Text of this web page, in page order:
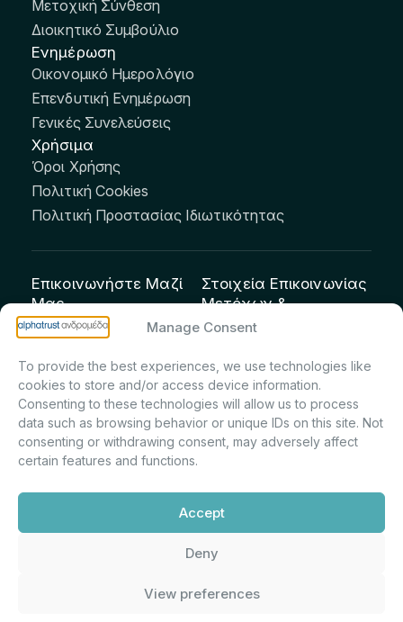
Manage Consent
To provide the best experiences, we use technologies like
cookies to store and/or access device information.
Consenting to these technologies will allow us to process
data such as browsing behavior or unique IDs on this site. Not
consenting or withdrawing consent, may adversely affect
certain features and functions.
Accept
Deny
View preferences
Μετοχική Σύνθεση
Διοικητικό Συμβούλιο
Ενημέρωση
Οικονομικό Ημερολόγιο
Επενδυτική Ενημέρωση
Γενικές Συνελεύσεις
Χρήσιμα
Όροι Χρήσης
Πολιτική Cookies
Πολιτική Προστασίας Ιδιωτικότητας
Επικοινωνήστε Μαζί
Μας
info@andromeda.eu
Οδός Αριστείδου 1,
Κηφισιά Τ.Κ. 14561
Στοιχεία Επικοινωνίας
Μετόχων &
Επενδυτών:
Πρίντσιου – Corporate
Secretary & Investor
Relations – Τμήμα
Μετοχολογίου –
Ανακοινώσεων
m.printsiou@andromeda.eu